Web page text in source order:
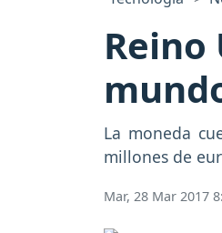
Reino
La moneda
millones de
Mar, 28 Mar 2017